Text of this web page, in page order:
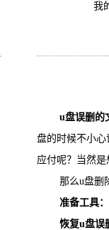
我
u盘误删的
盘的时候不小
应付呢？当然
那么u盘删除
准备工具：
恢复u盘误删